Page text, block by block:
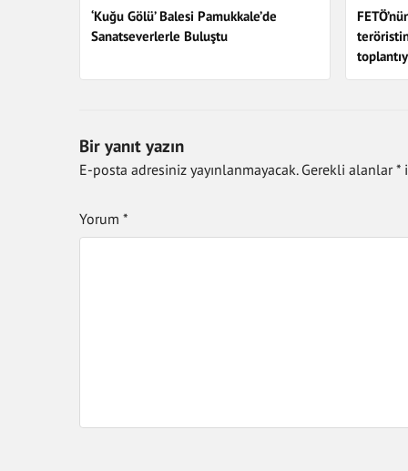
‘Kuğu Gölü’ Balesi Pamukkale’de
Sanatseverlerle Buluştu
Bir yanıt yazın
E-posta adresiniz yayınlanmayacak. Gerekli alanlar*
Yorum *